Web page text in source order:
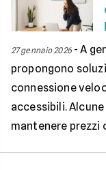
27 gennaio 2026-A
propongono
connessione
accessibili.
mantenere prezzi